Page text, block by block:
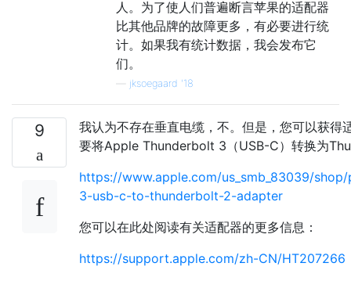
人。为了使人们普遍断言苹果的适配器
比其他品牌的故障更多，有必要进行统
计。如果我有统计数据，我会发布它
们。
jksoegaard '18
9
我认为不存在垂直电缆，不。但是，您可以获得
要将Apple Thunderbolt 3（USB-C）转换为
https://www.apple.com/us_smb_83039/
3-usb-c-to-thunderbolt-2-adapter
您可以在此处阅读有关适配器的更多信息：
https://support.apple.com/zh-CN/HT207266